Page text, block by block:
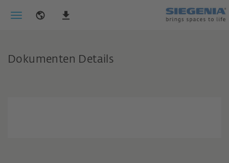
Dokumenten Details